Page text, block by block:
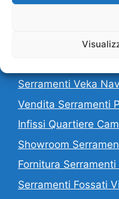
Forse potrebbe
Serramenti Veka
Vendita Serramenti
Infissi Quartiere
Showroom
Fornitura
Serramenti Fossati